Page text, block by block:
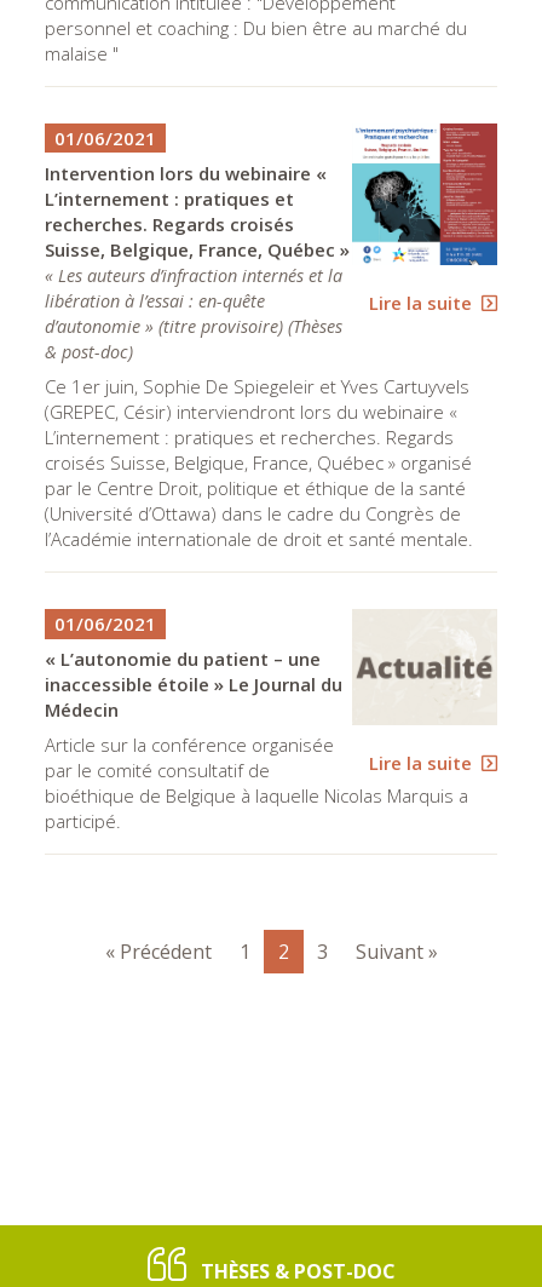
personnel et coaching : Du bien être au marché du
malaise "
Lire la suite
01/06/2021
Intervention lors du webinaire «
L’internement : pratiques et
recherches. Regards croisés
Suisse, Belgique, France, Québec »
« Les auteurs d’infraction internés et la
libération à l’essai : en-quête
d’autonomie » (titre provisoire) (Thèses
& post-doc)
Ce 1er juin, Sophie De Spiegeleir et Yves Cartuyvels
(GREPEC, Césir) interviendront lors du webinaire «
L’internement : pratiques et recherches. Regards
croisés Suisse, Belgique, France, Québec » organisé
par le Centre Droit, politique et éthique de la santé
(Université d’Ottawa) dans le cadre du Congrès de
l’Académie internationale de droit et santé mentale.
Lire la suite
01/06/2021
« L’autonomie du patient – une
inaccessible étoile » Le Journal du
Médecin
Article sur la conférence organisée
par le comité consultatif de
bioéthique de Belgique à laquelle Nicolas Marquis a
participé.
« Précédent 1 2 3 Suivant »
THÈSES & POST-DOC